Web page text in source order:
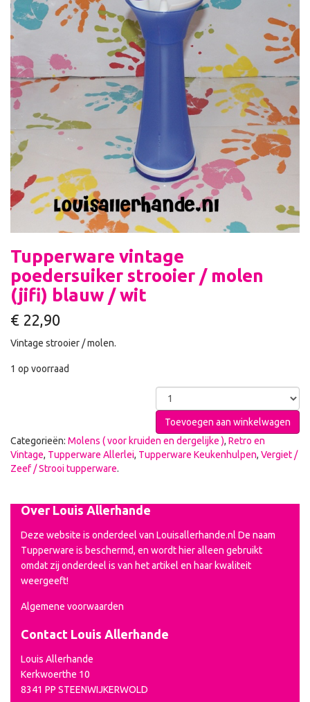
Tupperware vintage
poedersuiker strooier / molen
(jifi) blauw / wit
€ 22,90
Vintage strooier / molen.
1 op voorraad
Toevoegen aan winkelwagen
Categorieën: Molens ( voor kruiden en dergelijke ), Retro en
Vintage, Tupperware Allerlei, Tupperware Keukenhulpen, Vergiet /
Zeef / Strooi tupperware.
Over Louis Allerhande
Deze website is onderdeel van Louisallerhande.nl De naam
Tupperware is beschermd, en wordt hier alleen gebruikt
omdat zij onderdeel is van het artikel en haar kwaliteit
weergeeft!
Algemene voorwaarden
Contact Louis Allerhande
Louis Allerhande
Kerkwoerthe 10
8341 PP STEENWIJKERWOLD